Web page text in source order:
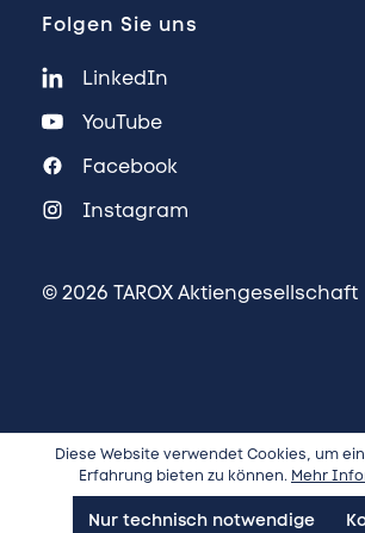
Folgen Sie uns
LinkedIn
YouTube
Facebook
Instagram
© 2026 TAROX Aktiengesellschaft
Diese Website verwendet Cookies, um
Erfahrung bieten zu können. Mehr
Nur technisch notwendige